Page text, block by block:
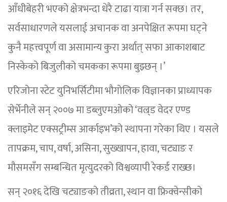
आँधीबेहरी भएको क्षेत्रभन्दा धेरै टाढा यात्रा गर्न सक्छ। तर,
सर्वसाधारणले यसलाई अचानक वा अनपेक्षित रूपमा घट्ने
कुनै महत्त्वपूर्ण वा असामान्य कुरा अर्थात् सफा आकाशबाट
निस्केको बिजुलीको चमकका रूपमा बुझ्छन् ।’
एरिजोना स्टेट युनिभर्सिटीमा भौगोलिक विज्ञानका प्राध्यापक
सेर्भेनीले सन् २००७ मा डब्लुएमओको ‘वल्र्ड वेदर एण्ड
क्लाइमेट एक्सट्रीम्स आर्काइभ’को स्थापना गरेका थिए । यसले
तापक्रम, चाप, वर्षा, असिना, सुख्खापन, हावा, चट्याङ र
मौसमसँग सम्बन्धित मृत्युदरको विश्वव्यापी रेकर्ड राख्छ।
सन् २०१६ देखि चट्याङको तीव्रता, स्थान वा फ्रिक्वेन्सीको